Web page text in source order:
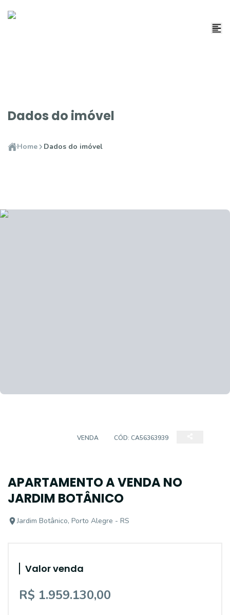
Dados do imóvel
Home Dados do imóvel
VENDA CÓD: CA56363939
APARTAMENTO A VENDA NO
JARDIM BOTÂNICO
Jardim Botânico, Porto Alegre - RS
Valor venda
R$ 1.959.130,00